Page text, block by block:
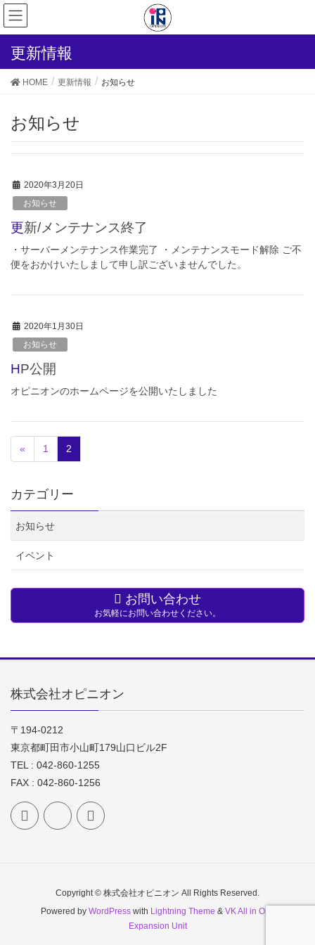
更新情報
HOME 更新情報 お知らせ
お知らせ
2020年3月20日
お知らせ
更新/メンテナンス終了
・サーバーメンテナンス作業完了 ・メンテナンスモード解除 ご不
便をおかけいたしまして申し訳ございませんでした。
2020年1月30日
お知らせ
HP公開
オピニオンのホームページを公開いたしました
« 1 2
カテゴリー
お知らせ
イベント
お問い合わせ
お気軽にお問い合わせください。
株式会社オピニオン
〒194-0212
東京都町田市小山町179山口ビル2F
TEL : 042-860-1255
FAX : 042-860-1256
Copyright © 株式会社オピニオン All Rights Reserved.
Powered by WordPresswith Lightning Theme & VK All in One
Expansion Unit